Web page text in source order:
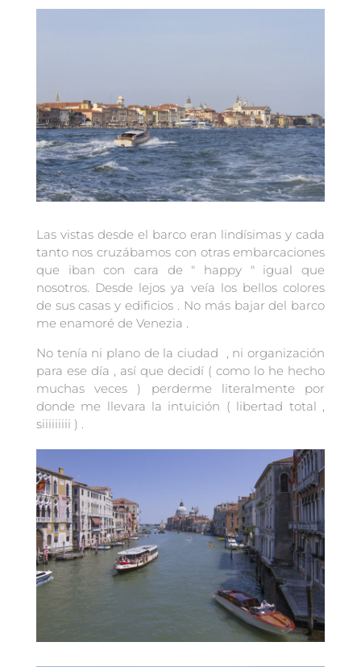
Las vistas desde el barco eran lindísimas y cada
tanto nos cruzábamos con otras embarcaciones
que iban con cara de " happy " igual que
nosotros. Desde lejos ya veía los bellos colores
de sus casas y edificios . No más bajar del barco
me enamoré de Venezia .
No tenía ni plano de la ciudad , ni organización
para ese día , así que decidí ( como lo he hecho
muchas veces ) perderme literalmente por
donde me llevara la intuición ( libertad total ,
siiiiiiiii ) .